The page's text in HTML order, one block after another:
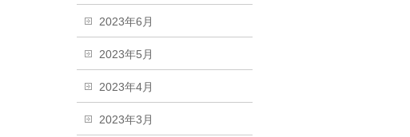
2023年6月
2023年5月
2023年4月
2023年3月